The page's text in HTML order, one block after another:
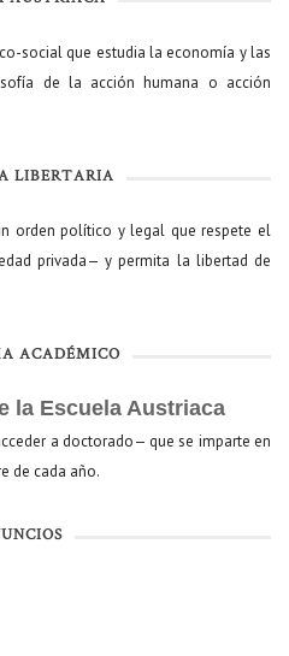
social que estudia la economía y las
de la acción humana o acción
LIBERTARIA
orden político y legal que respete el
privada— y permita la libertad de
ACADÉMICO
la Escuela Austriaca
a doctorado— que se imparte en
de cada año.